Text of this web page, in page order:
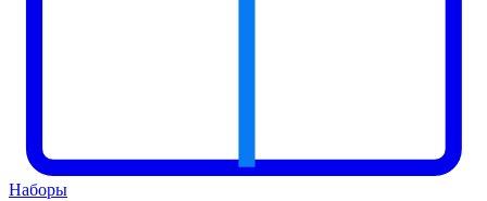
Наборы